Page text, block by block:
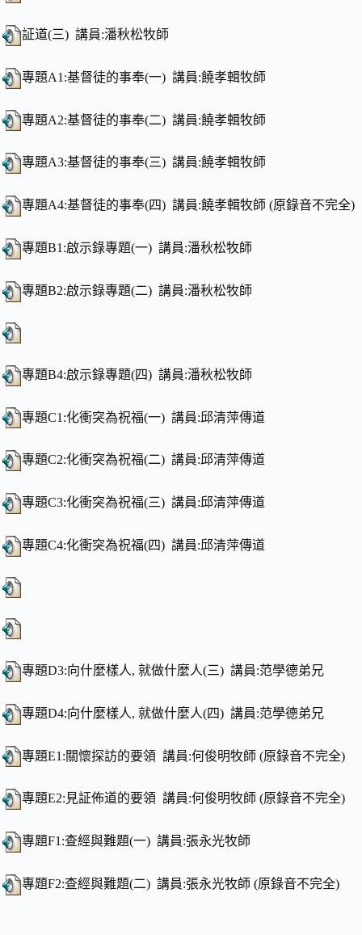
証道(三) 講員:潘秋松牧師
專題A1:基督徒的事奉(一) 講員:饒孝輯牧師
專題A2:基督徒的事奉(二) 講員:饒孝輯牧師
專題A3:基督徒的事奉(三) 講員:饒孝輯牧師
專題A4:基督徒的事奉(四) 講員:饒孝輯牧師 (原錄音不完全)
專題B1:啟示錄專題(一) 講員:潘秋松牧師
專題B2:啟示錄專題(二) 講員:潘秋松牧師
專題B4:啟示錄專題(四) 講員:潘秋松牧師
專題C1:化衝突為祝福(一) 講員:邱清萍傳道
專題C2:化衝突為祝福(二) 講員:邱清萍傳道
專題C3:化衝突為祝福(三) 講員:邱清萍傳道
專題C4:化衝突為祝福(四) 講員:邱清萍傳道
專題D3:向什麼樣人, 就做什麼人(三) 講員:范學德弟兄
專題D4:向什麼樣人, 就做什麼人(四) 講員:范學德弟兄
專題E1:關懷探訪的要領 講員:何俊明牧師 (原錄音不完全)
專題E2:見証佈道的要領 講員:何俊明牧師 (原錄音不完全)
專題F1:查經與難題(一) 講員:張永光牧師
專題F2:查經與難題(二) 講員:張永光牧師 (原錄音不完全)